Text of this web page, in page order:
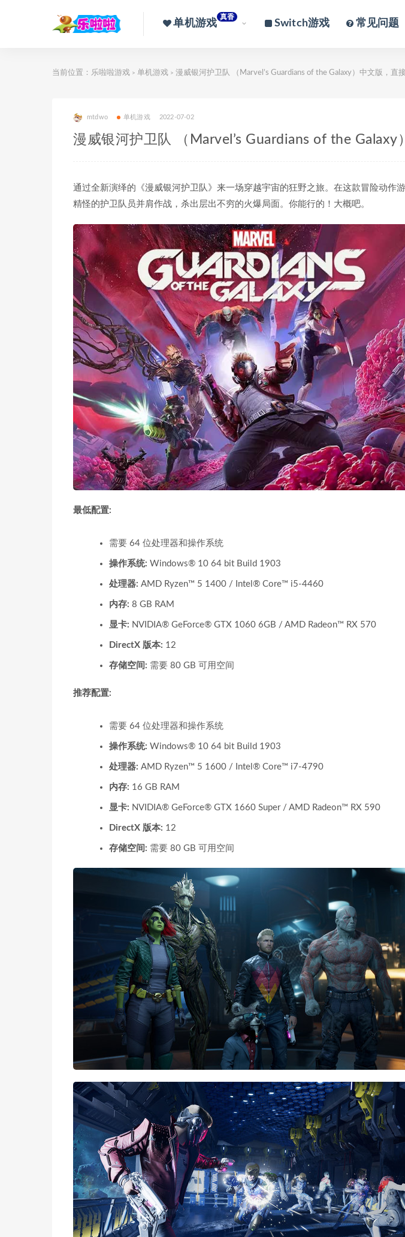
单机游戏
真香
Switch游戏 常见问题
当前位置： 乐啦啦游戏 > 单机游戏 > 漫威银河护卫队 （Marvel’s Guardians of the Galaxy）中文版，直
mtdwo 单机游戏 2022-07-02
漫威银河护卫队 （Marvel’s Guardians of the Galaxy
通过全新演绎的《漫威银河护卫队》来一场穿越宇宙的狂野之旅。在这款冒险动作
精怪的护卫队员并肩作战，杀出层出不穷的火爆局面。你能行的！大概吧。
最低配置:
需要 64 位处理器和操作系统
操作系统: Windows® 10 64 bit Build 1903
处理器: AMD Ryzen™ 5 1400 / Intel® Core™ i5-4460
内存: 8 GB RAM
显卡: NVIDIA® GeForce® GTX 1060 6GB / AMD Radeon™ RX 570
DirectX 版本: 12
存储空间: 需要 80 GB 可用空间
推荐配置:
需要 64 位处理器和操作系统
操作系统: Windows® 10 64 bit Build 1903
处理器: AMD Ryzen™ 5 1600 / Intel® Core™ i7-4790
内存: 16 GB RAM
显卡: NVIDIA® GeForce® GTX 1660 Super / AMD Radeon™ RX 590
DirectX 版本: 12
存储空间: 需要 80 GB 可用空间